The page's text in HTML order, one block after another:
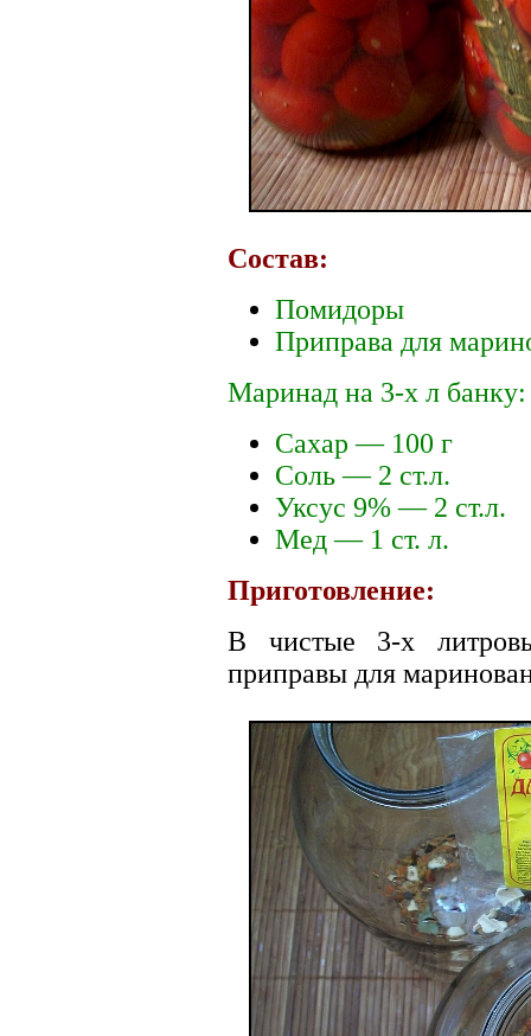
Состав:
Помидоры
Приправа для
Маринад на 3-х л банку:
Сахар — 100 г
Соль — 2 ст.л.
Уксус 9% — 2 ст.л.
Мед — 1 ст. л.
Приготовление:
В чистые 3-х
приправы для